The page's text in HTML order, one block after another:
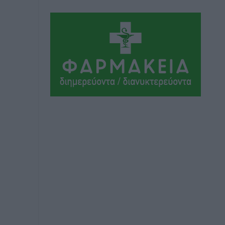
Ιάλυσος Β’: Νωρίς νωρίς μπήκαν στα
βάσανα της προετοιμασίας
πριν 9 ώρες
Εθνικός Αρχίπολης: Μεγάλο βήμα
προόδου η ίδρυση Ακαδημίας